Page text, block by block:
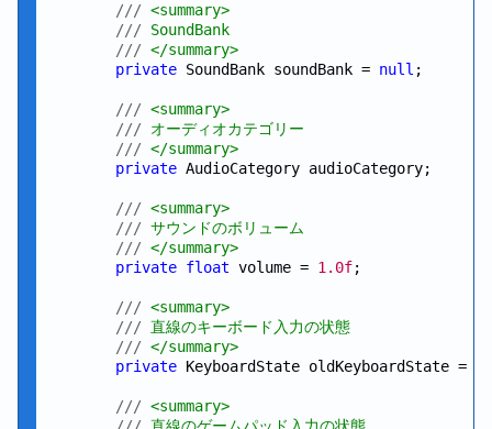
/// <summary>
/// SoundBank
/// </summary>
private SoundBank soundBank = null ;
/// <summary>
/// オーディオカテゴリー
/// </summary>
private AudioCategory audioCategory;
/// <summary>
/// サウンドのボリューム
/// </summary>
private float volume = 1.0f;
/// <summary>
/// 直線のキーボード入力の状態
/// </summary>
private KeyboardState oldKeyboardState =
/// <summary>